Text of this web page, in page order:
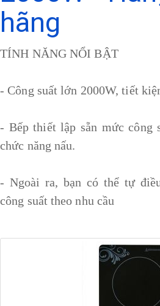
hãng
TÍNH NĂNG NỔI BẬT
- Công suất lớn 2000W, tiết
- Bếp thiết lập sẵn mức công
chức năng nấu.
- Ngoài ra, bạn có thể tự
công suất theo nhu cầu